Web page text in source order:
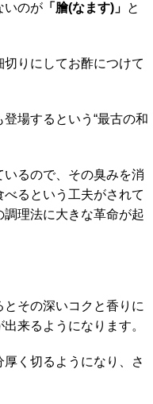
いのが 「膾(なます)」 と
りにしてお酢につけて
場するという“最古の和
るので、その臭みを消
るという工夫がされて
理法に大きな革命が起
その深いコクと香りに
来るようになります。
く切るようになり、さ